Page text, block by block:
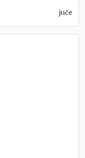
juče